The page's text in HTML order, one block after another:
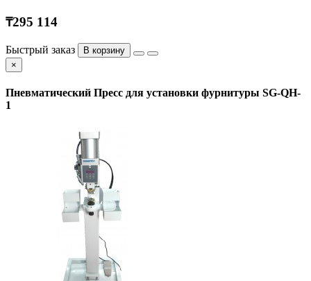
₸295 114
Быстрый заказ
В корзину
×
Пневматический Пресс для установки фурнитуры SG-QH-
1